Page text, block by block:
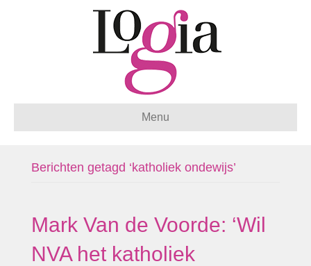
Menu
Berichten getagd ‘katholiek ondewijs’
Mark Van de Voorde: ‘Wil
NVA het katholiek